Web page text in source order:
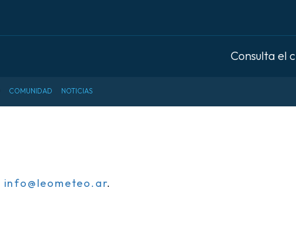
Consulta el
COMUNIDAD NOTICIAS
info@leometeo.ar.